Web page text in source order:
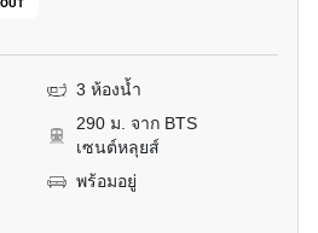
3 ห้องน้ำ
290 ม. จาก BTS
เซนต์หลุยส์
พร้อมอยู่